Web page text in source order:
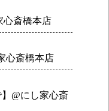
心斎橋本店
心斎橋本店
】@にし家心斎